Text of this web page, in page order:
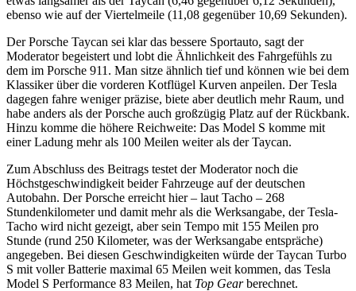
ebenso wie auf der Viertelmeile (11,08 gegenüber 10,69 Sekunden).
Der Porsche Taycan sei klar das bessere Sportauto, sagt der
Moderator begeistert und lobt die Ähnlichkeit des Fahrgefühls zu
dem im Porsche 911. Man sitze ähnlich tief und können wie bei dem
Klassiker über die vorderen Kotflügel Kurven anpeilen. Der Tesla
dagegen fahre weniger präzise, biete aber deutlich mehr Raum, und
habe anders als der Porsche auch großzügig Platz auf der Rückbank.
Hinzu komme die höhere Reichweite: Das Model S komme mit
einer Ladung mehr als 100 Meilen weiter als der Taycan.
Zum Abschluss des Beitrags testet der Moderator noch die
Höchstgeschwindigkeit beider Fahrzeuge auf der deutschen
Autobahn. Der Porsche erreicht hier – laut Tacho – 268
Stundenkilometer und damit mehr als die Werksangabe, der Tesla-
Tacho wird nicht gezeigt, aber sein Tempo mit 155 Meilen pro
Stunde (rund 250 Kilometer, was der Werksangabe entspräche)
angegeben. Bei diesen Geschwindigkeiten würde der Taycan Turbo
S mit voller Batterie maximal 65 Meilen weit kommen, das Tesla
Model S Performance 83 Meilen, hat Top Gearberechnet.